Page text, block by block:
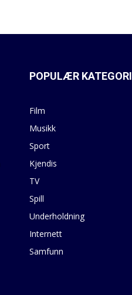
POPULÆR KATEGORI
Film
Musikk
Sport
Kjendis
TV
Spill
Underholdning
Internett
Samfunn